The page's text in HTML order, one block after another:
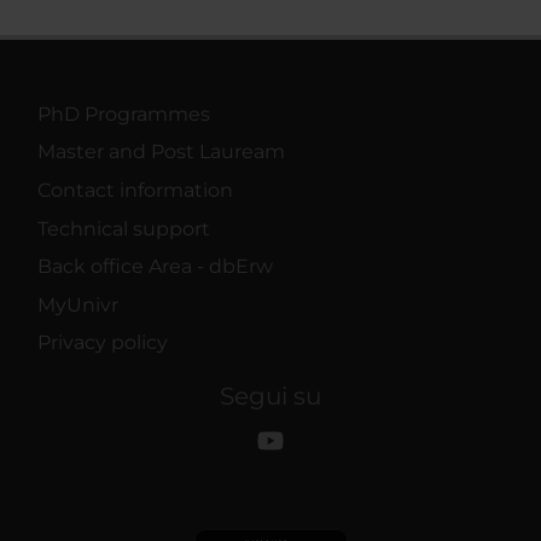
PhD Programmes
Master and Post Lauream
Contact information
Technical support
Back office Area - dbErw
MyUnivr
Privacy policy
Segui su